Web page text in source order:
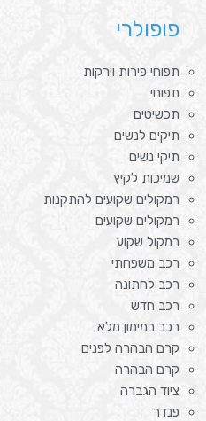
פופולרי
תפוחי פירות וירקות
תפוחי
תכשיטים
תיקים לנשים
תיקי נשים
שמיכות לקיץ
רמקולים שקועים להתקנות
רמקולים שקועים
רמקול שקוע
רכב משפחתי
רכב לחתונה
רכב חדש
רכב במימון מלא
קרם הבהרה לפנים
קרם הבהרה
ציוד הגברה
פנדר